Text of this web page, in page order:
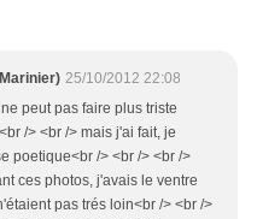
25/10/2012 22:08
peut pas faire plus triste
/> <br /> mais j'ai fait, je
poetique<br /> <br /> <br />
ces photos, j'avais le ventre
pas trés loin<br /> <br />